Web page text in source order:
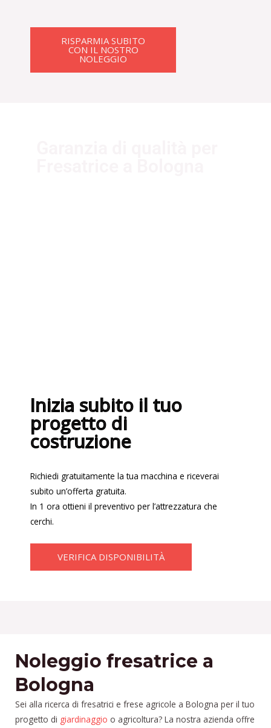
RISPARMIA SUBITO
CON IL NOSTRO
NOLEGGIO
Inizia subito il tuo
progetto di
costruzione
Richiedi gratuitamente la tua macchina e riceverai
subito un’offerta gratuita.
In 1 ora ottieni il preventivo per l’attrezzatura che
cerchi.
VERIFICA DISPONIBILITÀ
Noleggio fresatrice a
Bologna
Sei alla ricerca di fresatrici e frese agricole a Bologna per il tuo
progetto di giardinaggio o agricoltura? La nostra azienda offre